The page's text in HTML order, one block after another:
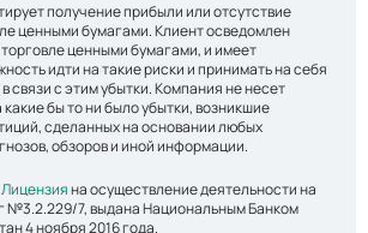
получение прибыли или отсутствие
ценными бумагами. Клиент осведомлен
ценными бумагами, и имеет
идти на такие риски и принимать на себя
связи с этим убытки. Компания не несет
какие бы то ни было убытки, возникшие
сделанных на основании любых
обзоров и иной информации.
Лицензияна осуществление деятельности на
№3.2.229/7, выдана Национальным Банком
4 ноября 2016 года.